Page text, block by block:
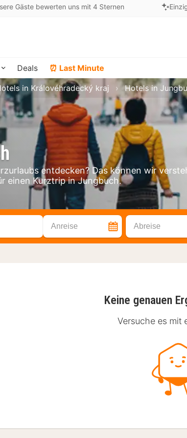
Gäste bewerten uns mit 4 Sternen
Deals ⏰ Last Minute
entdecken? Das können wir
einen Kurztrip in Jungbuch.
in Královéhradecký kraj Hotels in
Anreise Abreise
Keine genauen
Versuche es mit